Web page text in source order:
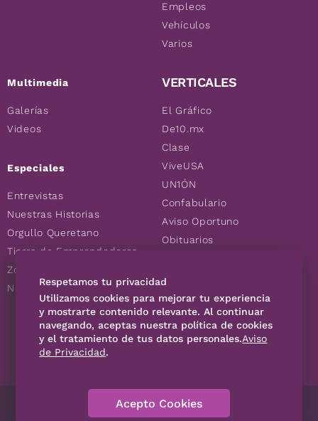
Multimedia
Galerías
Videos
Especiales
Entrevistas
Nuestras Historias
Orgullo Queretano
Tierra de Emprendedores
Zoociales
Nuevos Queretanos
Empleos
Vehículos
Varios
VERTICALES
El Gráfico
De10.mx
Clase
ViveUSA
UN1ÓN
Confabulario
Aviso Oportuno
Obituarios
Consultas
SÍGUENOS
Contáctanos Código de Ética
Respetamos tu privacidad
Utilizamos cookies para mejorar tu experiencia
y mostrarte contenido relevante. Al continuar
navegando, aceptas nuestra política de cookies
y el tratamiento de tus datos personales.Aviso
de Privacidad.
Acepto Cookies